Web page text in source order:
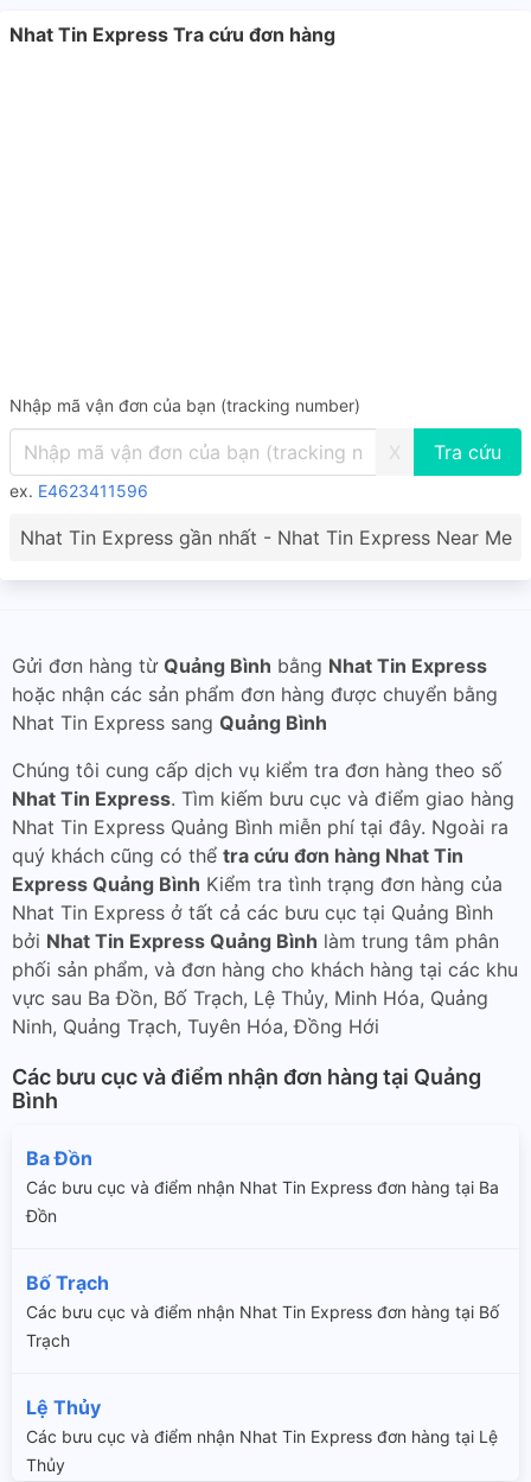
Nhat Tin Express Tra cứu đơn hàng
Nhập mã vận đơn của bạn (tracking number)
X
ex. E4623411596
Nhat Tin Express gần nhất - Nhat Tin Express Near Me
Gửi đơn hàng từ Quảng Bình bằng Nhat Tin Express
hoặc nhận các sản phẩm đơn hàng được chuyển bằng
Nhat Tin Express sang Quảng Bình
Chúng tôi cung cấp dịch vụ kiểm tra đơn hàng theo số
Nhat Tin Express. Tìm kiếm bưu cục và điểm giao hàng
Nhat Tin Express Quảng Bình miễn phí tại đây. Ngoài ra
quý khách cũng có thể tra cứu đơn hàng Nhat Tin
Express Quảng Bình Kiểm tra tình trạng đơn hàng của
Nhat Tin Express ở tất cả các bưu cục tại Quảng Bình
bởi Nhat Tin Express Quảng Bình làm trung tâm phân
phối sản phẩm, và đơn hàng cho khách hàng tại các khu
vực sau Ba Đồn, Bố Trạch, Lệ Thủy, Minh Hóa, Quảng
Ninh, Quảng Trạch, Tuyên Hóa, Đồng Hới
Các bưu cục và điểm nhận đơn hàng tại Quảng
Bình
Ba Đồn
Các bưu cục và điểm nhận Nhat Tin Express đơn hàng tại Ba
Đồn
Bố Trạch
Các bưu cục và điểm nhận Nhat Tin Express đơn hàng tại Bố
Trạch
Lệ Thủy
Các bưu cục và điểm nhận Nhat Tin Express đơn hàng tại Lệ
Thủy